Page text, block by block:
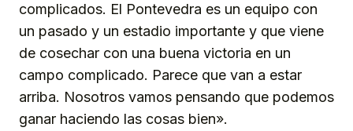
complicados. El Pontevedra es un equipo con
un pasado y un estadio importante y que viene
de cosechar con una buena victoria en un
campo complicado. Parece que van a estar
arriba. Nosotros vamos pensando que podemos
ganar haciendo las cosas bien».